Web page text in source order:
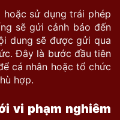
hoặc sử dụng trái phép
sẽ gửi cảnh báo đến
dung sẽ được gửi qua
Đây là bước đầu tiên
cá nhân hoặc tổ chức
hợp.
vi phạm nghiêm